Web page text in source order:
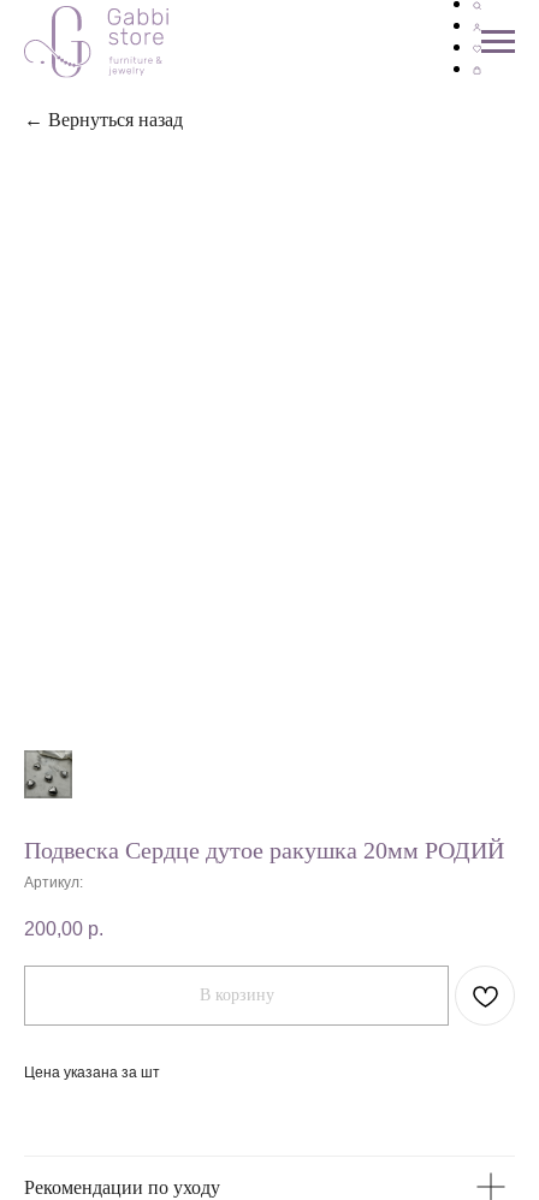
← Вернуться назад
Подвеска Сердце дутое ракушка 20мм РОДИЙ
Артикул:
200,00 р.
В корзину
Цена указана за шт
Рекомендации по уходу